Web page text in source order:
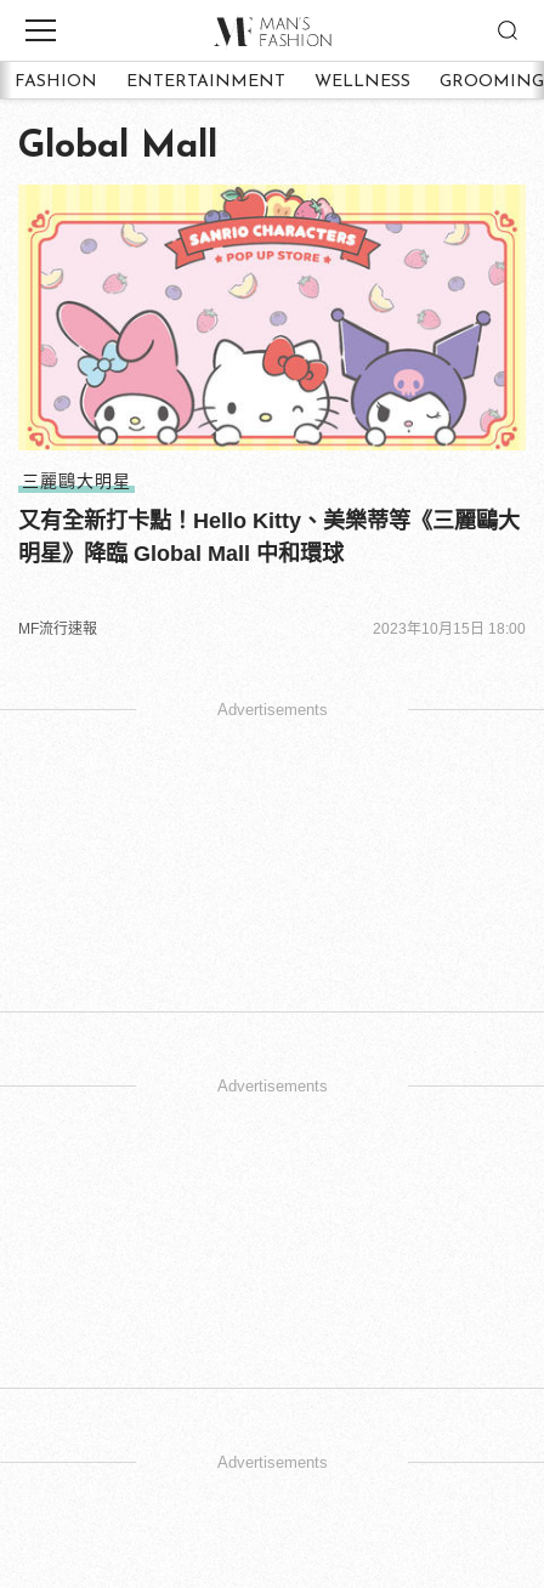
FASHION ENTERTAINMENT WELLNESS GROOMING
Global Mall
三麗鷗大明星
又有全新打卡點！Hello Kitty、美樂蒂等《三麗鷗大
明星》降臨 Global Mall 中和環球
MF流行速報 2023年10月15日 18:00
Advertisements
Advertisements
Advertisements